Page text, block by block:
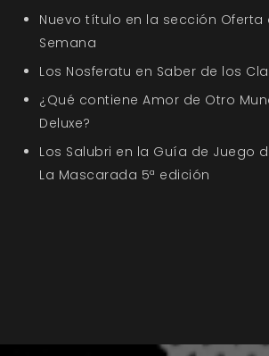
Nuevo título en la sección Oferta
Semana
Los Nosferatu en Saber de los
¿Qué contiene Amor de Otro
Deluxe?
Los Salubri en la Guía de Juego
La Mascarada 5ª edición